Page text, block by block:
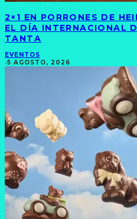
2×1 EN PORRONES DE
EL DÍA INTERNACIONAL
TANTA
EVENTOS
·5 AGOSTO, 2026